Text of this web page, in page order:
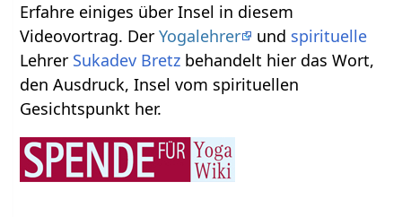
Erfahre einiges über Insel‏‎ in diesem
Videovortrag. DerYogalehrer und spirituelle
Lehrer Sukadev Bretz behandelt hier das Wort,
den Ausdruck, Insel‏‎ vom spirituellen
Gesichtspunkt her.